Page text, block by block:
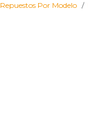
Repuestos Por Modelo